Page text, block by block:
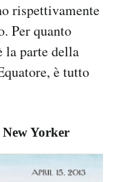
rispettivamente
Per quanto
la parte della
è tutto
Yorker